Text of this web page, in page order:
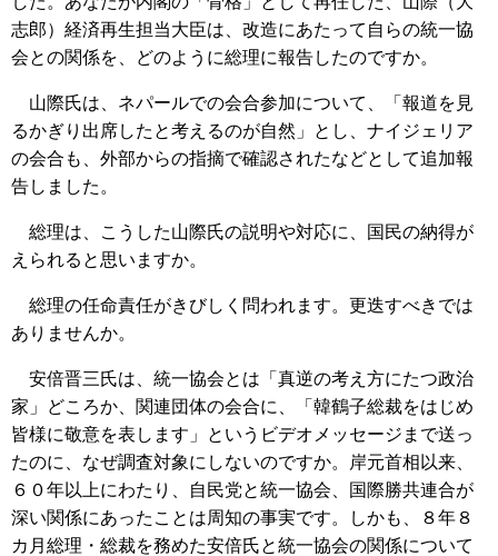
志郎）経済再生担当大臣は、改造にあたって自らの統一協
会との関係を、どのように総理に報告したのですか。
山際氏は、ネパールでの会合参加について、「報道を見
るかぎり出席したと考えるのが自然」とし、ナイジェリア
の会合も、外部からの指摘で確認されたなどとして追加報
告しました。
総理は、こうした山際氏の説明や対応に、国民の納得が
えられると思いますか。
総理の任命責任がきびしく問われます。更迭すべきでは
ありませんか。
安倍晋三氏は、統一協会とは「真逆の考え方にたつ政治
家」どころか、関連団体の会合に、「韓鶴子総裁をはじめ
皆様に敬意を表します」というビデオメッセージまで送っ
たのに、なぜ調査対象にしないのですか。岸元首相以来、
６０年以上にわたり、自民党と統一協会、国際勝共連合が
深い関係にあったことは周知の事実です。しかも、８年８
カ月総理・総裁を務めた安倍氏と統一協会の関係について